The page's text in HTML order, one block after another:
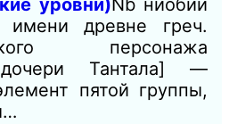
уровни)Nb ниобий
имени древне греч.
персонажа
Тантала] —
пятой группы,